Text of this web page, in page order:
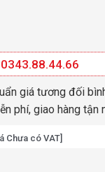
0343.88.44.66
giá tương đối
phí, giao hàng tận
Chưa có VAT]